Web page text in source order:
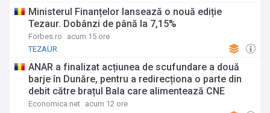
Ministerul Finanțelor lansează o nouă ediție
Tezaur. Dobânzi de până la 7,15%
Forbes.ro
acum 15 ore
TEZAUR
ANAR a finalizat acțiunea de scufundare a două
barje în Dunăre, pentru a redirecționa o parte din
debit către brațul Bala care alimentează CNE
Cernavodă (video)
Economica.net acum 12 ore